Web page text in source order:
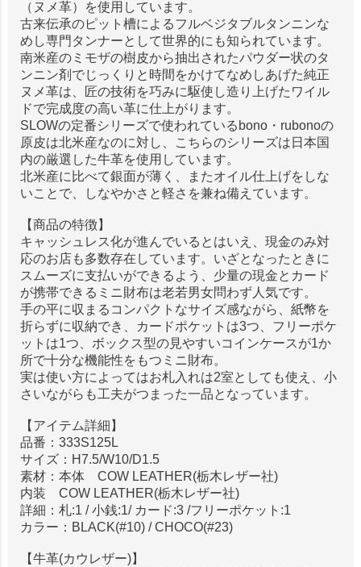
（ヌメ革）を使用しています。
古来伝承のピット槽によるフルベジタブルタンニンな
めし専門タンナーとして世界的にも知られています。
南米産のミモザの樹皮から抽出されたパウダー状のタ
ンニン剤でじっくりと時間をかけてなめしあげた純正
ヌメ革は、匠の技術を巧みに駆使し造り上げたワイル
ドで完成度の高い革に仕上がります。
SLOWの定番シリーズで使われているbono・rubonoの
原皮は北米産なのに対し、こちらのシリーズは日本国
内の厳選した牛革を使用しています。
北米産に比べて銀面が薄く、またオイル仕上げをしな
いことで、しなやかさと軽さを兼ね備えています。
【商品の特徴】
キャッシュレス化が進んでいるとはいえ、現金のみ対
応のお店も多数存在しています。いざとなったときに
スムーズに支払いができるよう、少量の現金とカード
が携帯できるミニ財布は老若男女問わず人気です。
手の平に収まるコンパクトなサイズ感ながら、紙幣を
折らずに収納でき、カードポケットは3つ、フリーポケ
ットは1つ、ボックス型の見やすいコインケースが1か
所で十分な機能性をもつミニ財布。
実は使い方によってはお札入れは2室としても使え、小
さいながらも工夫がつまった一品となっています。
【アイテム詳細】
品番：333S125L
サイズ：H7.5/W10/D1.5
素材：本体 COW LEATHER(栃木レザー社)
内装 COW LEATHER(栃木レザー社)
詳細：札:1 / 小銭:1/ カード:3 /フリーポケット:1
カラー：BLACK(#10) / CHOCO(#23)
【牛革(カウレザー)】